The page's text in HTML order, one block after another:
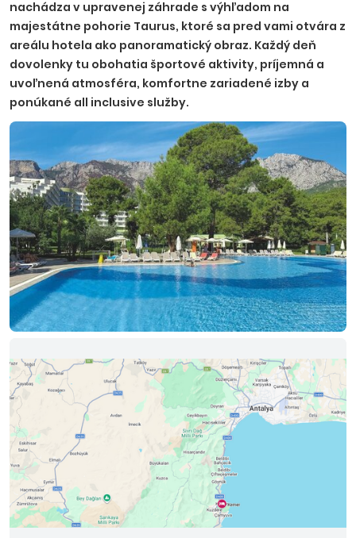
nachádza v upravenej záhrade s výhľadom na
majestátne pohorie Taurus, ktoré sa pred vami otvára z
areálu hotela ako panoramatický obraz. Každý deň
dovolenky tu obohatia športové aktivity, príjemná a
uvoľnená atmosféra, komfortne zariadené izby a
ponúkané all inclusive služby.